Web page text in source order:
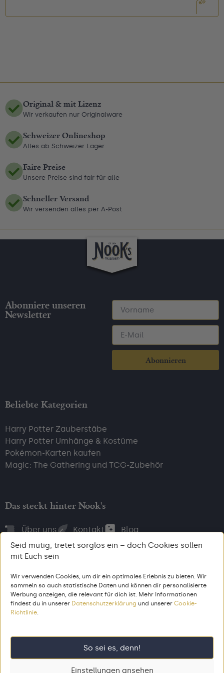
Seid mutig, tretet sorglos ein – doch Cookies sollen
mit Euch sein
Wir verwenden Cookies, um dir ein optimales Erlebnis zu bieten. Wir
sammeln so auch statistische Daten und können dir personalisierte
Werbung anzeigen, die relevant für dich ist. Mehr Informationen
findest du in unserer Datenschutzerklärung und unserer Cookie-
Richtlinie
So sei es, denn!
Einstellungen ansehen
Original & mit Lizenz
Wir verkaufen nur Originalware
Schweizer Onlineshop
Alles ab Schweizer Lager
Faire Preise
Unsere Preise sind fair für alle
Schneller Versand
Wir versenden alles per A-Post
Abonniere unseren
Newsletter
Abonnieren
Beliebte Kategorien
Harry Potter Zauberstäbe
Harry Potter Umhänge & Kostüme
Pokémon-Karten kaufen
Magic: The Gathering und TCG-Zubehör
Das steckt hinter Nook's
Über uns Kontakt Blog
Bezahl, wie du willst
© 2026 Nook’s. Alle Rechte vorbehalten. Gemacht aus dem Zeug,